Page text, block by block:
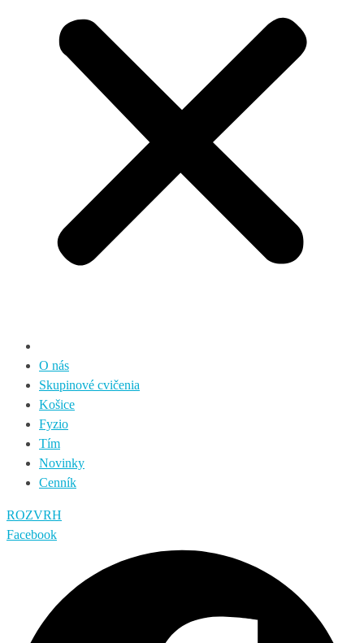
O nás
Skupinové cvičenia
Košice
Fyzio
Tím
Novinky
Cenník
ROZVRH
Facebook